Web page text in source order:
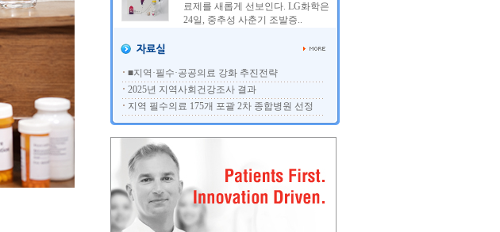
료제를 새롭게 선보인다. LG화학은
24일, 중추성 사춘기 조발증..
■지역·필수·공공의료 강화 추진전략
2025년 지역사회건강조사 결과
지역 필수의료 175개 포괄 2차 종합병원 선정